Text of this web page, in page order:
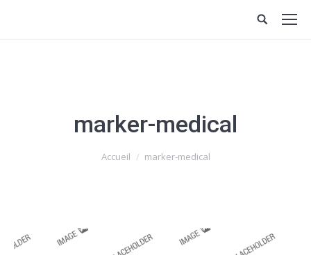
marker-medical
Accueil marker-medical